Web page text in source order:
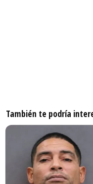
También te podría